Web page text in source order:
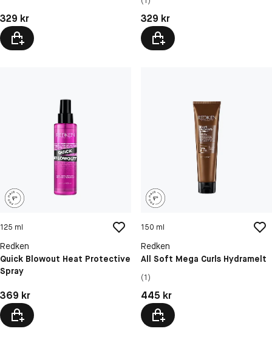
Pris: 329 kr
329 kr Pris: 329 kr
329 kr
125 ml
Redken
Quick Blowout Heat Protective
Spray
Pris: 369 kr
369 kr
150 ml
Redken
All Soft Mega Curls Hydramelt
(1)
Pris: 445 kr
445 kr